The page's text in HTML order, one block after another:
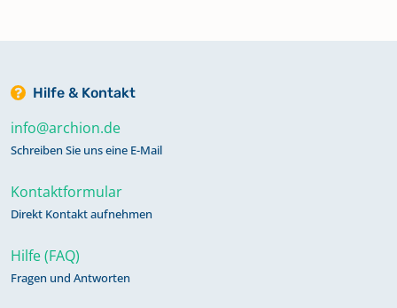
Hilfe & Kontakt
info@archion.de
Schreiben Sie uns eine E-Mail
Kontaktformular
Direkt Kontakt aufnehmen
Hilfe (FAQ)
Fragen und Antworten